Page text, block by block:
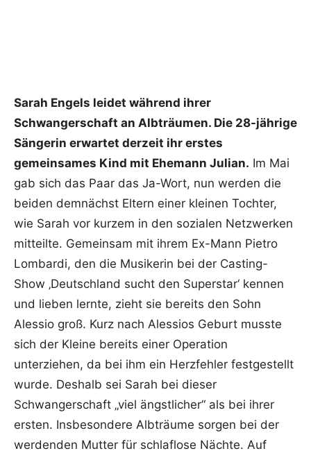
Sarah Engels leidet während ihrer
Schwangerschaft an Albträumen. Die 28-jährige
Sängerin erwartet derzeit ihr erstes
gemeinsames Kind mit Ehemann Julian. Im Mai
gab sich das Paar das Ja-Wort, nun werden die
beiden demnächst Eltern einer kleinen Tochter,
wie Sarah vor kurzem in den sozialen Netzwerken
mitteilte. Gemeinsam mit ihrem Ex-Mann Pietro
Lombardi, den die Musikerin bei der Casting-
Show ‚Deutschland sucht den Superstar‘ kennen
und lieben lernte, zieht sie bereits den Sohn
Alessio groß. Kurz nach Alessios Geburt musste
sich der Kleine bereits einer Operation
unterziehen, da bei ihm ein Herzfehler festgestellt
wurde. Deshalb sei Sarah bei dieser
Schwangerschaft „viel ängstlicher“ als bei ihrer
ersten. Insbesondere Albträume sorgen bei der
werdenden Mutter für schlaflose Nächte. Auf